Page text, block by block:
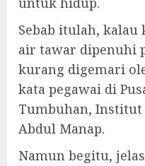
Sebab itulah, kalau
air tawar dipenuhi
kurang digemari
kata pegawai di
Tumbuhan, Institut
Abdul Manap.
Namun begitu,